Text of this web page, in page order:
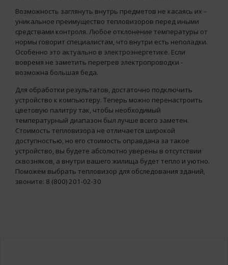
Возможность заглянуть внутрь предметов не касаясь их –
уникальное преимущество тепловизоров перед иными
средствами контроля. Любое отклонение температуры от
нормы говорит специалистам, что внутри есть неполадки.
Особенно это актуально в электроэнергетике. Если
вовремя не заметить перегрев электропроводки -
возможна большая беда.
Для обработки результатов, достаточно подключить
устройство к компьютеру. Теперь можно перенастроить
цветовую палитру так, чтобы необходимый
температурный диапазон был лучше всего заметен.
Стоимость тепловизора не отличается широкой
доступностью, но его стоимость оправдана за такое
устройство, вы будете абсолютно уверены в отсутствии
сквозняков, а внутри вашего жилища будет тепло и уютно.
Поможем выбрать тепловизор для обследования зданий,
звоните: 8 (800) 201-02-30